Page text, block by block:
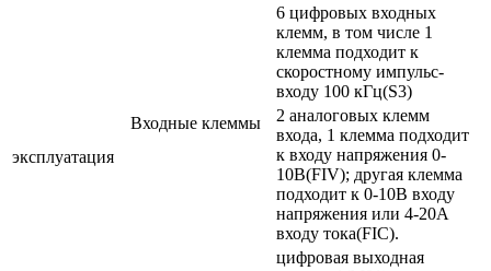
эксплуатация
Входные клеммы
6 цифровых входных
клемм, в том числе 1
клемма подходит к
скоростному импульс-
входу 100 кГц(S3)
2 аналоговых клемм
входа, 1 клемма подходит
к входу напряжения 0-
10В(FIV); другая клемма
подходит к 0-10В входу
напряжения или 4-20А
входу тока(FIC).
цифровая выходная